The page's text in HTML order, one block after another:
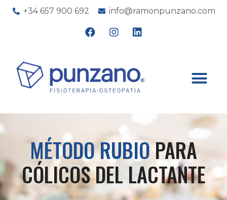
+34 657 900 692 info@ramonpunzano.com
MÉTODO RUBIOPARA
CÓLICOS DEL LACTANTE